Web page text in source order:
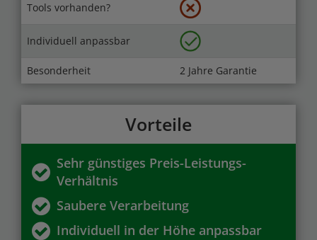
Tools vorhanden?
Individuell anpassbar
Besonderheit 2 Jahre Garantie
Vorteile
Sehr günstiges Preis-Leistungs-
Verhältnis
Saubere Verarbeitung
Individuell in der Höhe anpassbar